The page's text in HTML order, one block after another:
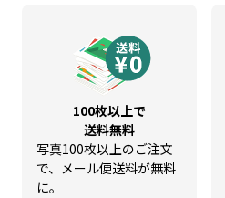
100枚以上で
送料無料
写真100枚以上のご注文
で、メール便送料が無料
に。